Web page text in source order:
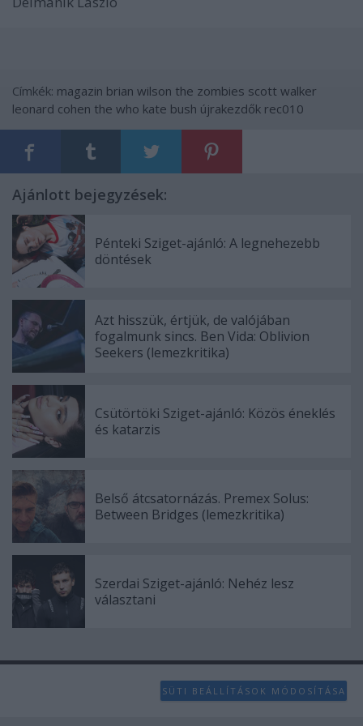
Címkék: magazin brian wilson the zombies scott walker
leonard cohen the who kate bush újrakezdők rec010
Ajánlott bejegyzések:
Pénteki Sziget-ajánló: A legnehezebb
döntések
Azt hisszük, értjük, de valójában
fogalmunk sincs. Ben Vida: Oblivion
Seekers (lemezkritika)
Csütörtöki Sziget-ajánló: Közös éneklés
és katarzis
Belső átcsatornázás. Premex Solus:
Between Bridges (lemezkritika)
Szerdai Sziget-ajánló: Nehéz lesz
választani
SÜTI BEÁLLÍTÁSOK MÓDOSÍTÁSA